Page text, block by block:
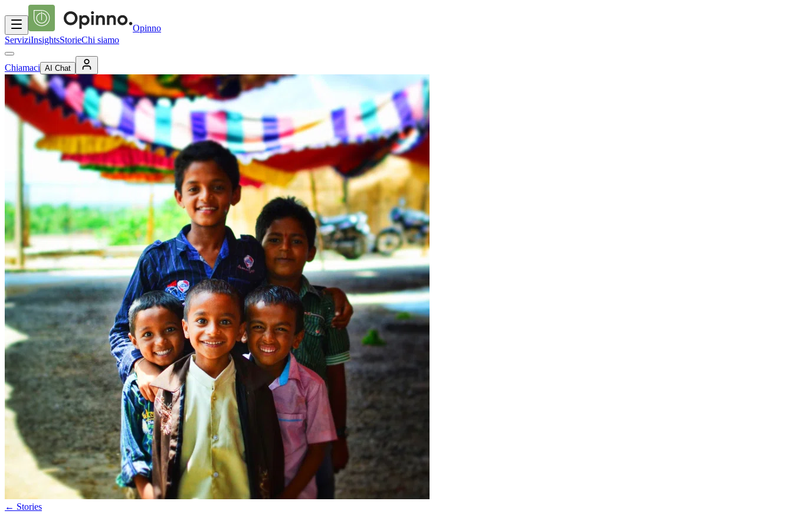
Opinno
ServiziInsightsStorieChi siamo
Chiamaci AI Chat
← Stories